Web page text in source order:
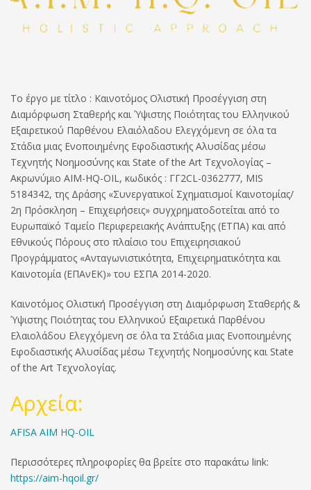
Το έργο με τίτλο : Καινοτόμος Ολιστική Προσέγγιση στη
Διαμόρφωση Σταθερής και Ύψιστης Ποιότητας του Ελληνικού
Εξαιρετικού Παρθένου Ελαιόλαδου Ελεγχόμενη σε όλα τα
Στάδια μιας Ενοποιημένης Εφοδιαστικής Αλυσίδας μέσω
Τεχνητής Νοημοσύνης και State of the Art Τεχνολογίας –
Ακρωνύμιο AIM-HQ-OIL, κωδικός : ΓΓ2CL-0362777, MIS
5184342, της Δράσης «Συνεργατικοί Σχηματισμοί Καινοτομίας/
2η Πρόσκληση – Επιχειρήσεις» συγχρηματοδοτείται από το
Ευρωπαϊκό Ταμείο Περιφερειακής Ανάπτυξης (ΕΤΠΑ) και από
Εθνικούς Πόρους στο πλαίσιο του Επιχειρησιακού
Προγράμματος «Ανταγωνιστικότητα, Επιχειρηματικότητα και
Καινοτομία (ΕΠΑνΕΚ)» του ΕΣΠΑ 2014-2020.
Καινοτόμος Ολιστική Προσέγγιση στη Διαμόρφωση Σταθερής &
Ύψιστης Ποιότητας του Ελληνικού Εξαιρετικά Παρθένου
Ελαιολάδου Ελεγχόμενη σε όλα τα Στάδια μιας Ενοποιημένης
Εφοδιαστικής Αλυσίδας μέσω Τεχνητής Νοημοσύνης και State
of the Art Τεχνολογίας.
Αρχεία:
AFISA AIM HQ-OIL
Περισσότερες πληροφορίες θα βρείτε στο παρακάτω link:
https://aim-hqoil.gr/